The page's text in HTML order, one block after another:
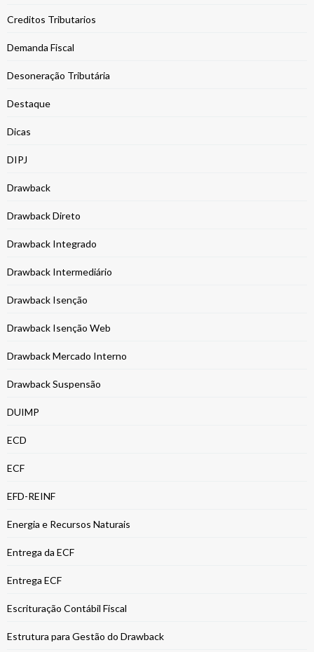
Creditos Tributarios
Demanda Fiscal
Desoneração Tributária
Destaque
Dicas
DIPJ
Drawback
Drawback Direto
Drawback Integrado
Drawback Intermediário
Drawback Isenção
Drawback Isenção Web
Drawback Mercado Interno
Drawback Suspensão
DUIMP
ECD
ECF
EFD-REINF
Energia e Recursos Naturais
Entrega da ECF
Entrega ECF
Escrituração Contábil Fiscal
Estrutura para Gestão do Drawback